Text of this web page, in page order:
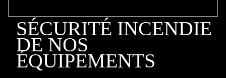
SÉCURITÉ INCENDIE
DE NOS
ÉQUIPEMENTS